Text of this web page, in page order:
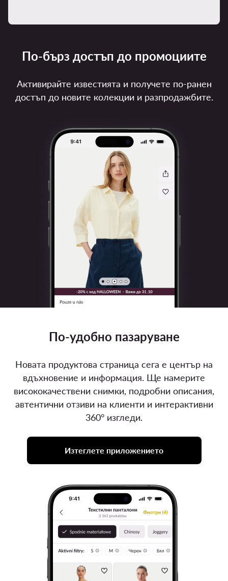
По-бърз достъп до промоциите
Активирайте известията и получете по-ранен
достъп до новите колекции и разпродажбите.
По-удобно пазаруване
Новата продуктова страница сега е център на
вдъхновение и информация. Ще намерите
висококачествени снимки, подробни описания,
автентични отзиви на клиенти и интерактивни
360° изгледи.
Изтеглете приложението